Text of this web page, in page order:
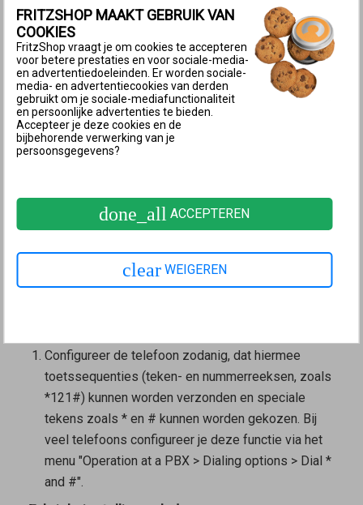
2 Fabrieksinstellingen met een telefoon
laden
Met IP-telefoons, bijvoorbeeldFRITZ!App Fon,
kunnen geen toetssequenties worden gestuurd aan
de FRITZ!Box. Daarom kun je geen IP-telefoons
gebruiken om de fabrieksinstellingen te laden.
Keypad in de telefoon configureren
waarmee je de functies kunt in- en uitschakelen. Bij
een telefoon die is aangemeld bij het basisstation van
toetssequenties meteen gebruiken. Bij een draadloze
is aangemeld bij het basisstation van
Configureer de telefoon zodanig, dat hiermee
toetssequenties (teken- en nummerreeksen, zoals
*121#) kunnen worden verzonden en speciale
tekens zoals * en # kunnen worden gekozen. Bij
veel telefoons configureer je deze functie via het
menu "Operation at a PBX > Dialing options > Dial *
and #".
FRITZSHOP MAAKT GEBRUIK VAN
COOKIES
FritzShop vraagt je om cookies te accepteren
voor betere prestaties en voor sociale-media-
en advertentiedoeleinden. Er worden sociale-
media- en advertentiecookies van derden
gebruikt om je sociale-mediafunctionaliteit
en persoonlijke advertenties te bieden.
Accepteer je deze cookies en de
bijbehorende verwerking van je
persoonsgegevens?
done_all ACCEPTEREN
clear WEIGEREN